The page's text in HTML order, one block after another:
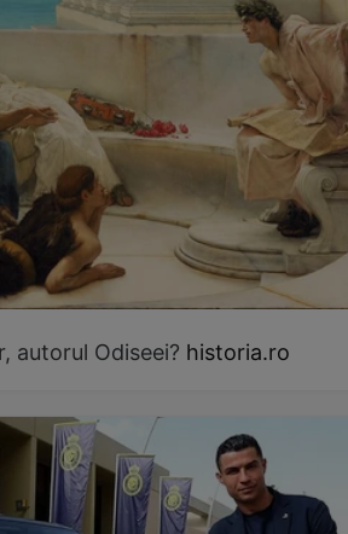
autorul Odiseei? historia.ro